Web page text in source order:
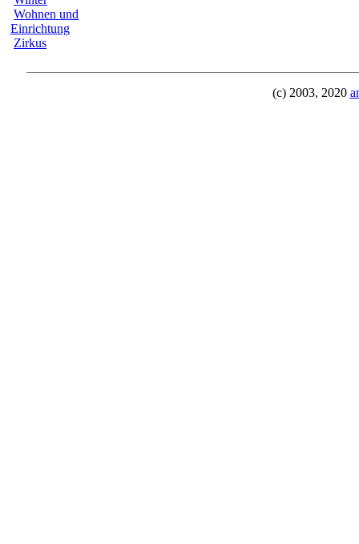
Wohnen und
Einrichtung
Zirkus
(c) 2003, 2020